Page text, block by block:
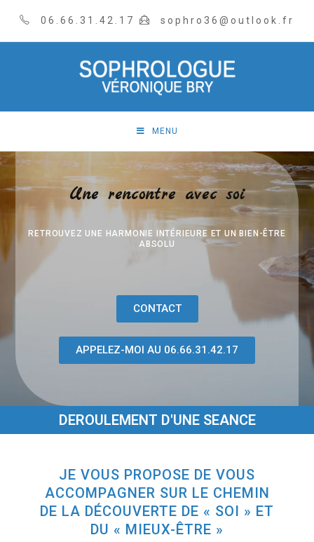
06.66.31.42.17 sophro36@outlook.fr
MENU
Une rencontre avec soi
RETROUVEZ UNE HARMONIE INTÉRIEURE ET UN BIEN-ÊTRE
ABSOLU
CONTACT
APPELEZ-MOI AU 06.66.31.42.17
DEROULEMENT D'UNE SEANCE
JE VOUS PROPOSE DE VOUS
ACCOMPAGNER SUR LE CHEMIN
DE LA DÉCOUVERTE DE « SOI » ET
DU « MIEUX-ÊTRE »